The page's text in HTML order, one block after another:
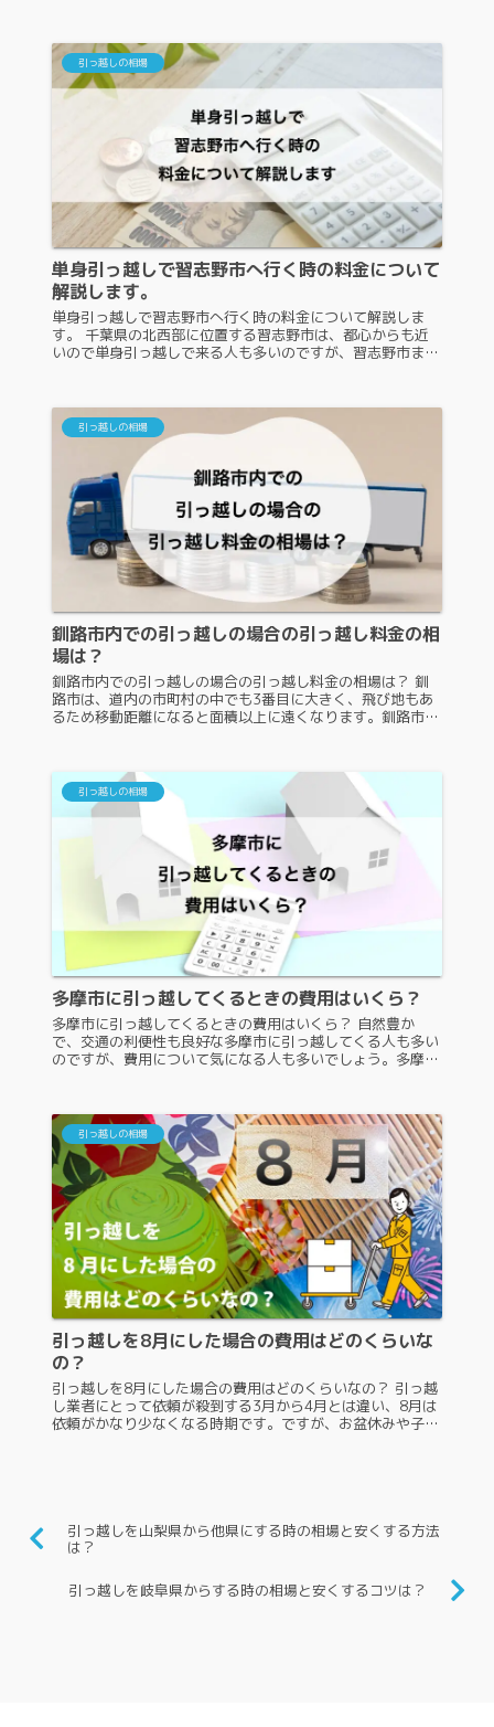
引っ越しの相場
単身引っ越しで習志野市へ行く時の料金について
解説します。
単身引っ越しで習志野市へ行く時の料金について解説しま
す。 千葉県の北西部に位置する習志野市は、都心からも近
いので単身引っ越しで来る人も多いのですが、習志野市まで
引っ越しの相場
釧路市内での引っ越しの場合の引っ越し料金の相
場は？
釧路市内での引っ越しの場合の引っ越し料金の相場は？ 釧
路市は、道内の市町村の中でも3番目に大きく、飛び地もあ
るため移動距離になると面積以上に遠くなります。釧路市内
引っ越しの相場
多摩市に引っ越してくるときの費用はいくら？
多摩市に引っ越してくるときの費用はいくら？ 自然豊か
で、交通の利便性も良好な多摩市に引っ越してくる人も多い
のですが、費用について気になる人も多いでしょう。多摩市
引っ越しの相場
引っ越しを8月にした場合の費用はどのくらいな
の？
引っ越しを8月にした場合の費用はどのくらいなの？ 引っ越
し業者にとって依頼が殺到する3月から4月とは違い、8月は
依頼がかなり少なくなる時期です。ですが、お盆休みや子供
引っ越しを山梨県から他県にする時の相場と安くする方法
は？
引っ越しを岐阜県からする時の相場と安くするコツは？